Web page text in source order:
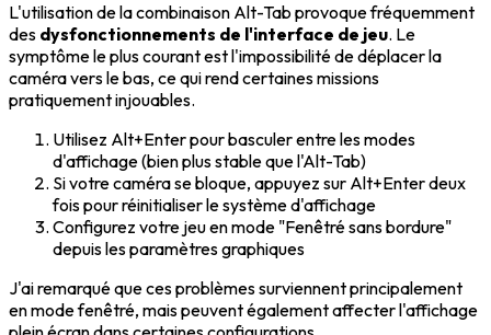
L'utilisation de la combinaison Alt-Tab provoque fréquemment
des dysfonctionnements de l'interface de jeu. Le
symptôme le plus courant est l'impossibilité de déplacer la
caméra vers le bas, ce qui rend certaines missions
pratiquement injouables.
Utilisez Alt+Enter pour basculer entre les modes
d'affichage (bien plus stable que l'Alt-Tab)
Si votre caméra se bloque, appuyez sur Alt+Enter deux
fois pour réinitialiser le système d'affichage
Configurez votre jeu en mode "Fenêtré sans bordure"
depuis les paramètres graphiques
J'ai remarqué que ces problèmes surviennent principalement
en mode fenêtré, mais peuvent également affecter l'affichage